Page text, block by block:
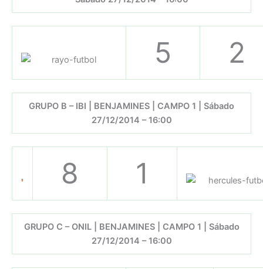
5 2
GRUPO B – IBI | BENJAMINES | CAMPO 1 | Sábado
27/12/2014 – 16:00
8 1
GRUPO C – ONIL | BENJAMINES | CAMPO 1 | Sábado
27/12/2014 – 16:00